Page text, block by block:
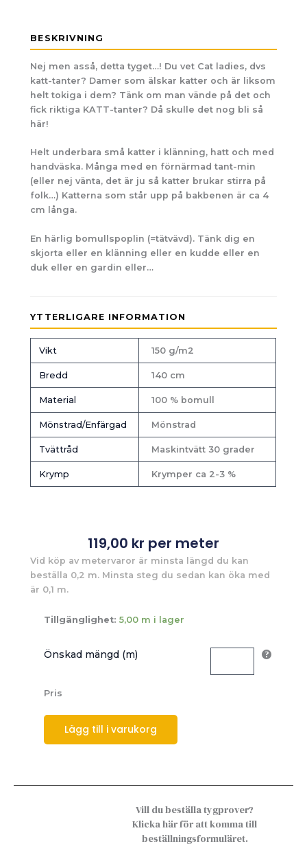
BESKRIVNING
Nej men asså, detta tyget…! Du vet Cat ladies, dvs
katt-tanter? Damer som älskar katter och är liksom
helt tokiga i dem? Tänk om man vände på det och
fick riktiga KATT-tanter? Då skulle det nog bli så
här!
Helt underbara små katter i klänning, hatt och med
handväska. Många med en förnärmad tant-min
(eller nej vänta, det är ju så katter brukar stirra på
folk…) Katterna som står upp på bakbenen är ca 4
cm långa.
En härlig bomullspoplin (=tätvävd). Tänk dig en
skjorta eller en klänning eller en kudde eller en
duk eller en gardin eller…
YTTERLIGARE INFORMATION
Vikt 150 g/m2
Bredd 140 cm
Material 100 % bomull
Mönstrad/Enfärgad Mönstrad
Tvättråd Maskintvätt 30 grader
Krymp Krymper ca 2-3 %
119,00 kr per meter
Vid köp av metervaror är minsta längd du kan
beställa 0,2 m. Minsta steg du sedan kan öka med
är 0,1 m.
Tillgänglighet: 5,00 m i lager
Önskad mängd (m)
Pris
Lägg till i varukorg
Vill du beställa tygprover?
Klicka här för att komma till
beställningsformuläret.